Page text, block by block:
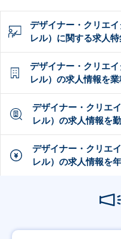
デザイナー・クリエ
レル）に関する求人
デザイナー・クリエ
レル）の求人情報を
デザイナー・クリエ
レル）の求人情報を
デザイナー・クリエ
レル）の求人情報を